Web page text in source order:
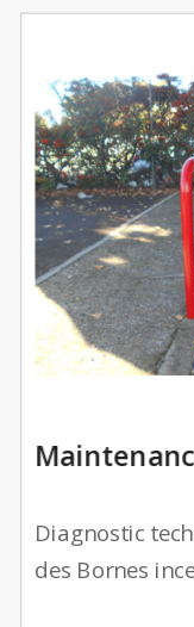
Diagnostic
des Bornes